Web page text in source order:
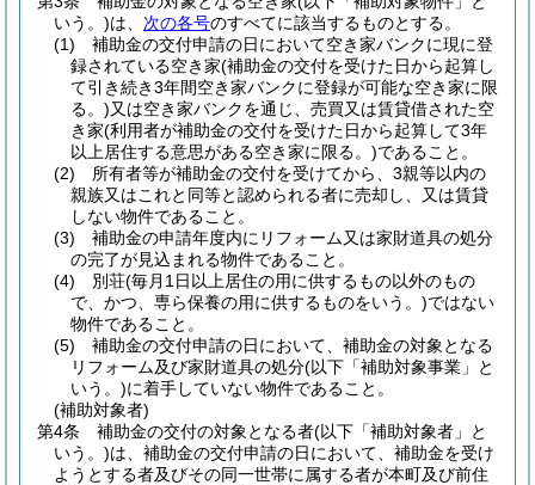
いう。)は、 次の各号のすべてに該当するものとする。
(1)
補助金の交付申請の日において空き家バンクに現に登
録されている空き家(補助金の交付を受けた日から起算し
て引き続き3年間空き家バンクに登録が可能な空き家に限
る。)又は空き家バンクを通じ、売買又は賃貸借された空
き家(利用者が補助金の交付を受けた日から起算して3年
以上居住する意思がある空き家に限る。)であること。
(2)
所有者等が補助金の交付を受けてから、3親等以内の
親族又はこれと同等と認められる者に売却し、又は賃貸
しない物件であること。
(3)
補助金の申請年度内にリフォーム又は家財道具の処分
の完了が見込まれる物件であること。
(4)
別荘(毎月1日以上居住の用に供するもの以外のもの
で、かつ、専ら保養の用に供するものをいう。)ではない
物件であること。
(5)
補助金の交付申請の日において、補助金の対象となる
リフォーム及び家財道具の処分(以下「補助対象事業」と
いう。)に着手していない物件であること。
(補助対象者)
第4条
補助金の交付の対象となる者(以下「補助対象者」と
いう。)は、補助金の交付申請の日において、補助金を受け
ようとする者及びその同一世帯に属する者が本町及び前住